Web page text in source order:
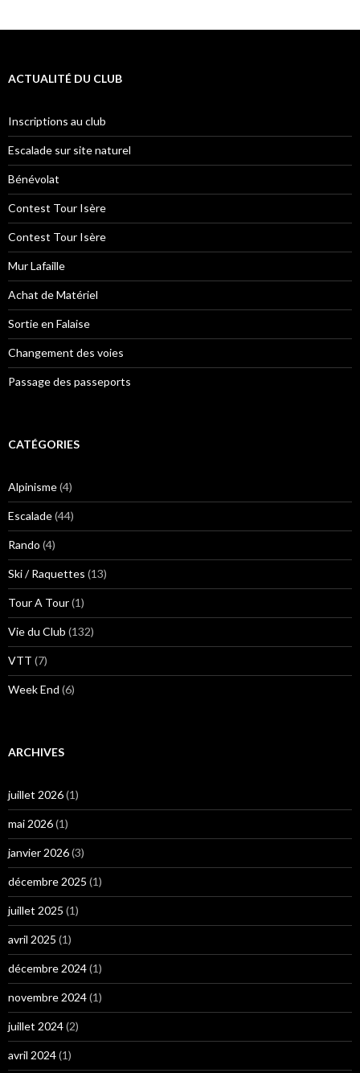
ACTUALITÉ DU CLUB
Inscriptions au club
Escalade sur site naturel
Bénévolat
Contest Tour Isère
Contest Tour Isère
Mur Lafaille
Achat de Matériel
Sortie en Falaise
Changement des voies
Passage des passeports
CATÉGORIES
Alpinisme(4)
Escalade(44)
Rando (4)
Ski / Raquettes (13)
Tour A Tour(1)
Vie du Club (132)
VTT (7)
Week End (6)
ARCHIVES
juillet 2026(1)
mai 2026(1)
janvier 2026(3)
décembre 2025 (1)
juillet 2025 (1)
avril 2025 (1)
décembre 2024(1)
novembre 2024(1)
juillet 2024(2)
avril 2024(1)